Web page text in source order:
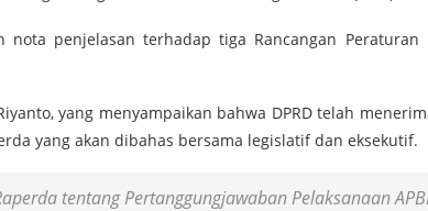
nota penjelasan terhadap tiga Rancangan Peraturan
yang menyampaikan bahwa DPRD telah
yang akan dibahas bersama legislatif dan eksekutif.
tentang Pertanggungjawaban Pelaksanaan